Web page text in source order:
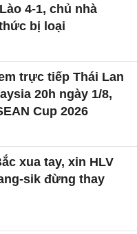
4-1, chủ nhà
bị loại
trực tiếp Thái Lan
20h ngày 1/8,
Cup 2026
xua tay, xin HLV
sik đừng thay